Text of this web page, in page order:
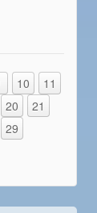
10
11
20
21
29